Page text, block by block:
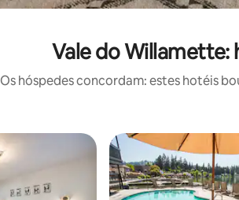
Vale do Willamette:
Os hóspedes concordam: estes hotéis